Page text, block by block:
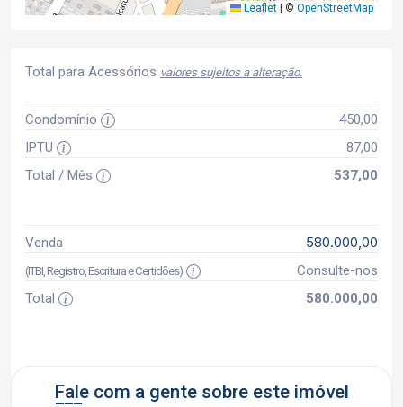
Leaflet | © OpenStreetMap
Total para Acessórios valores sujeitos a alteração.
Condomínio
450,00
IPTU
87,00
Total / Mês
537,00
Venda 580.000,00
(ITBI, Registro, Escritura e Certidões)
Consulte-nos
Total
580.000,00
Fale com a gente sobre este imóvel